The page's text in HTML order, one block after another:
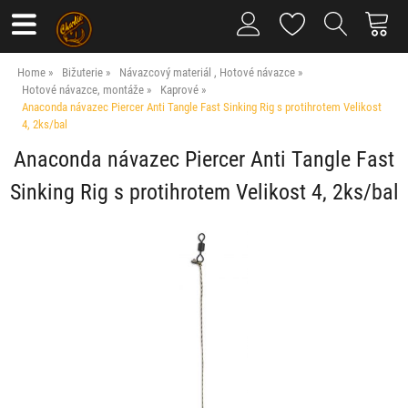
Home Bižuterie
Návazcový materiál , Hotové návazce
Hotové návazce, montáže
Kaprové
Anaconda návazec Piercer Anti Tangle Fast Sinking Rig s protihrotem Velikost
4, 2ks/bal
Anaconda návazec Piercer Anti Tangle Fast
Sinking Rig s protihrotem Velikost 4, 2ks/bal